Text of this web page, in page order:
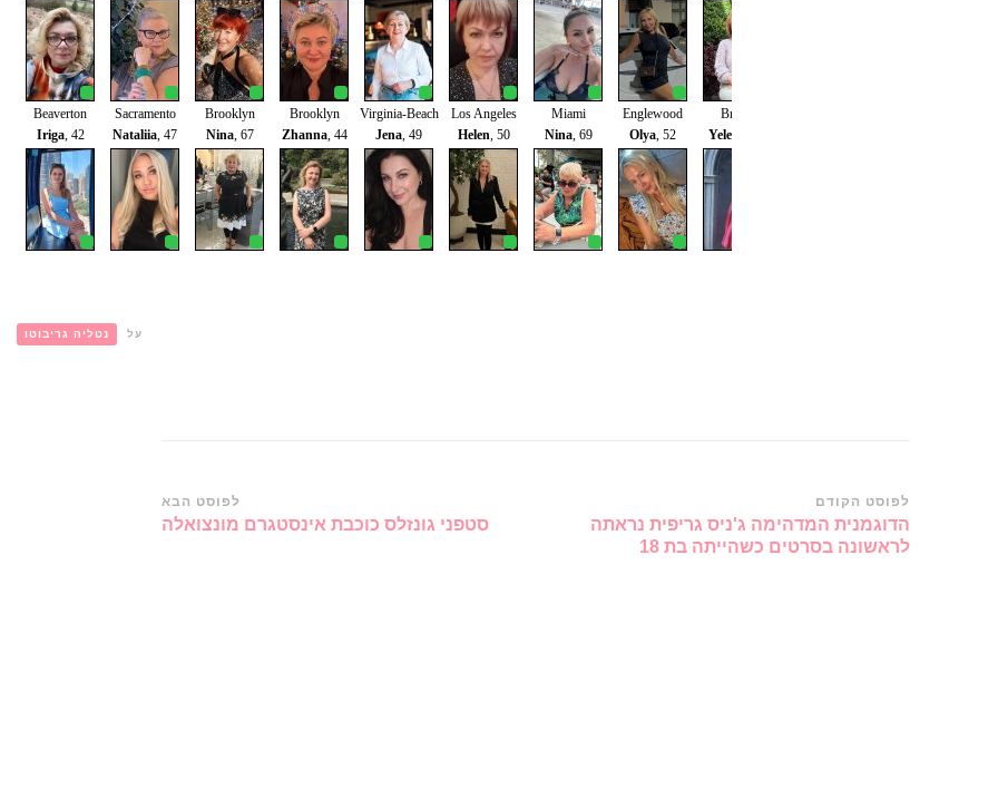
על נטליה גריבוטו
ניווט
ברשומות
לפוסט הקודם
הדוגמנית המדהימה ג'ניס גריפית נראתה
לראשונה בסרטים כשהייתה בת 18
לפוסט הבא
סטפני גונזלס כוכבת אינסטגרם מונצואלה